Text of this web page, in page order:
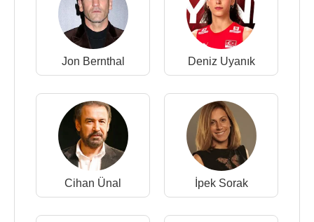
Jon Bernthal Deniz Uyanık
Cihan Ünal İpek Sorak